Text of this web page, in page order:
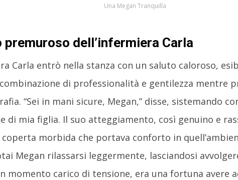
Una Megan Tranquilla
premuroso dell’infermiera Carla
Carla entrò nella stanza con un saluto caloroso,
di professionalità e gentilezza mentre
“Sei in mani sicure, Megan,” disse, sistemando
di mia figlia. Il suo atteggiamento, così genuino e
coperta morbida che portava conforto in
Megan rilassarsi leggermente, lasciandosi
momento carico di tensione, era una fortuna avere